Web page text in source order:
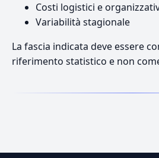
Costi logistici e
Variabilità stagionale
La fascia indicata deve essere
riferimento statistico e non